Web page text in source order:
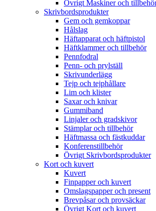
Övrigt Maskiner och
Skrivbordsprodukter
Gem och gemkoppar
Hålslag
Häftapparat och häftpistol
Häftklammer och tillbehör
Pennfodral
Penn- och prylställ
Skrivunderlägg
Tejp och tejphållare
Lim och klister
Saxar och knivar
Gummiband
Linjaler och gradskivor
Stämplar och tillbehör
Häftmassa och fästkuddar
Konferenstillbehör
Övrigt Skrivbordsprodukter
Kort och kuvert
Kuvert
Finpapper och kuvert
Omslagspapper och present
Brevpåsar och provsäckar
Övrigt Kort och kuvert